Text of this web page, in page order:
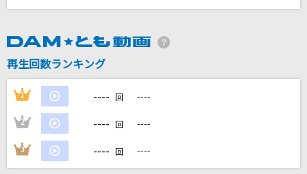
MILABO
DAMの新曲・ランキングなど
再生回数ランキング
1 ---- 回 ----
2 ---- 回 ----
3 ---- 回 ----